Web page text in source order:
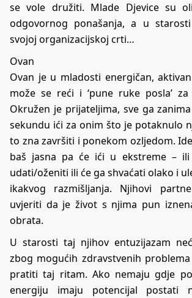
se vole družiti. Mlade Djevice su
odgovornog ponašanja, a u
svojoj organizacijskoj crti…
Ovan
Ovan je u mladosti energičan,
može se reći i ‘pune ruke posla’
Okružen je prijateljima, sve ga
sekundu ići za onim što je potaknulo
to zna završiti i ponekom ozljedom.
baš jasna pa će ići u ekstreme –
udati/oženiti ili će ga shvaćati olako i
ikakvog razmišljanja. Njihovi
uvjeriti da je život s njima pun
obrata.
U starosti taj njihov entuzijazam
zbog mogućih zdravstvenih
pratiti taj ritam. Ako nemaju gdje
energiju imaju potencijal postati